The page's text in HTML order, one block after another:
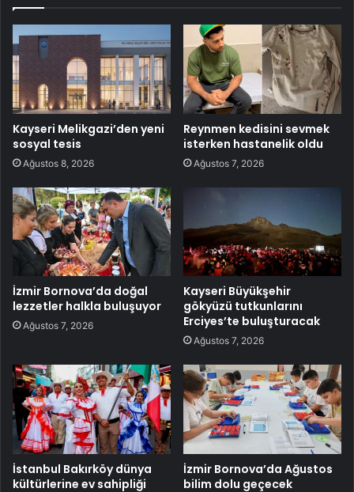
Kayseri Melikgazi’den yeni
sosyal tesis
Ağustos 8, 2026
Reynmen kedisini sevmek
isterken hastanelik oldu
Ağustos 7, 2026
İzmir Bornova’da doğal
lezzetler halkla buluşuyor
Ağustos 7, 2026
Kayseri Büyükşehir
gökyüzü tutkunlarını
Erciyes’te buluşturacak
Ağustos 7, 2026
İstanbul Bakırköy dünya
kültürlerine ev sahipliği
İzmir Bornova’da Ağustos
bilim dolu geçecek